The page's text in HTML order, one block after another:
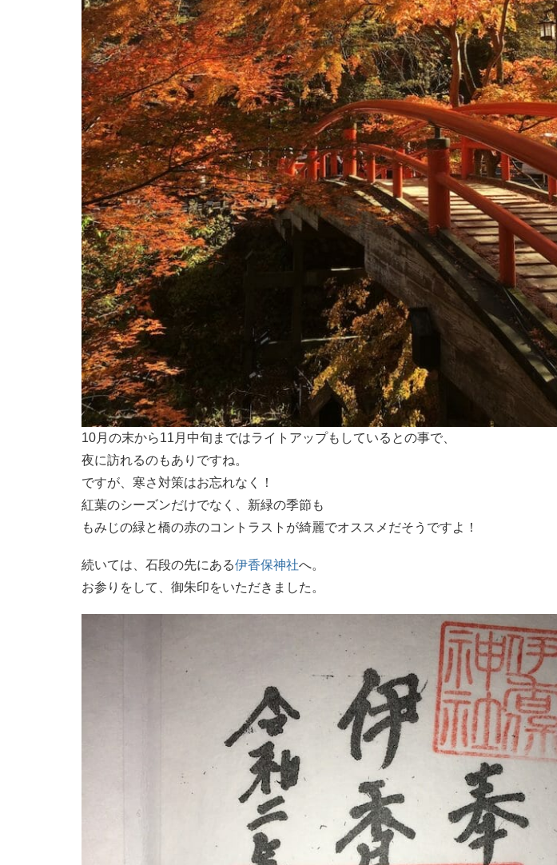
10月の末から11月中旬まではライトアップもしているとの事で、
夜に訪れるのもありですね。
ですが、寒さ対策はお忘れなく！
紅葉のシーズンだけでなく、新緑の季節も
もみじの緑と橋の赤のコントラストが綺麗でオススメだそうですよ！
続いては、石段の先にある伊香保神社へ。
お参りをして、御朱印をいただきました。